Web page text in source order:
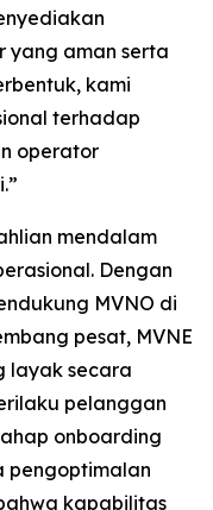
yang aman serta
kami
terhadap
operator
mendalam
Dengan
MVNO di
pesat, MVNE
layak secara
pelanggan
onboarding
pengoptimalan
kapabilitas